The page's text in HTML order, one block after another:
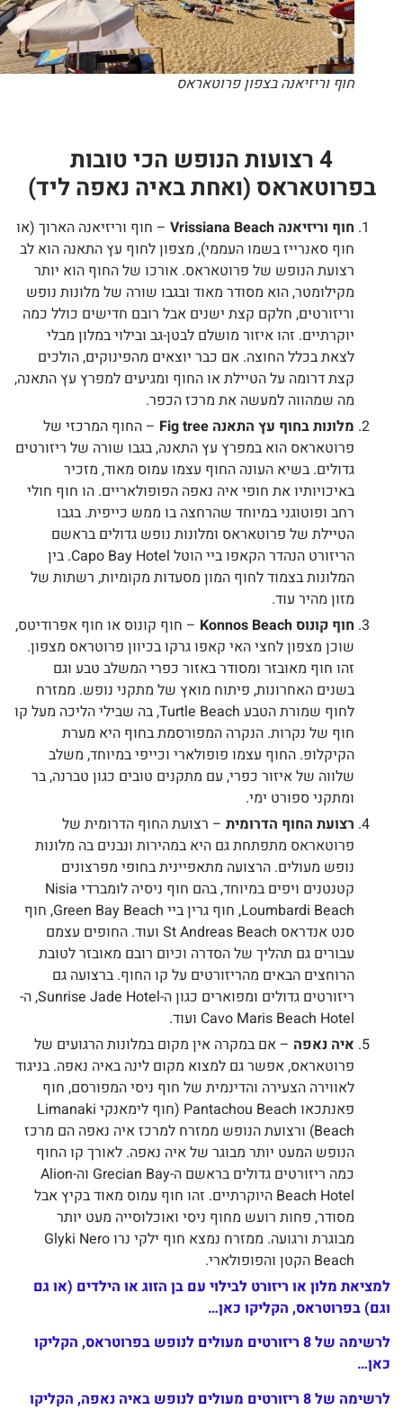
חוף וריזיאנה בצפון פרוטאראס
4 רצועות הנופש הכי טובות
בפרוטאראס (ואחת באיה נאפה ליד)
חוף וריזיאנה Vrissiana Beach
– חוף וריזיאנה הארוך (או
חוף סאנרייז בשמו העממי), מצפון לחוף עץ התאנה הוא לב
רצועת הנופש של פרוטאראס. אורכו של החוף הוא יותר
מקילומטר, הוא מסודר מאוד ובגבו שורה של מלונות נופש
וריזורטים, חלקם קצת ישנים אבל רובם חדישים כולל כמה
יוקרתיים. זהו איזור מושלם לבטן-גב ובילוי במלון מבלי
לצאת בכלל החוצה. אם כבר יוצאים מהפינוקים, הולכים
קצת דרומה על הטיילת או החוף ומגיעים למפרץ עץ התאנה,
מה שמהווה למעשה את מרכז הכפר.
מלונות בחוף עץ התאנה Fig tree
– החוף המרכזי של
פרוטאראס הוא במפרץ עץ התאנה, בגבו שורה של ריזורטים
גדולים. בשיא העונה החוף עצמו עמוס מאוד, מזכיר
באיכויותיו את חופי איה נאפה הפופולאריים. הו חוף חולי
רחב ופוטוגני במיוחד שהרחצה בו ממש כייפית. בגבו
הטיילת של פרוטאראס ומלונות נופש גדולים בראשם
הריזורט הנהדר הקאפו ביי הוטל Capo Bay Hotel. בין
המלונות בצמוד לחוף המון מסעדות מקומיות, רשתות של
מזון מהיר עוד.
חוף קונוס Konnos Beach
– חוף קונוס או חוף אפרודיטס,
שוכן מצפון לחצי האי קאפו גרקו בכיוון פרוטראס מצפון.
זהו חוף מאובזר ומסודר באזור כפרי המשלב טבע וגם
בשנים האחרונות, פיתוח מואץ של מתקני נופש. ממזרח
לחוף שמורת הטבע Turtle Beach, בה שבילי הליכה מעל קו
חוף של נקרות. הנקרה המפורסמת בחוף היא מערת
הקיקלופ. החוף עצמו פופולארי וכייפי במיוחד, משלב
שלווה של איזור כפרי, עם מתקנים טובים כגון טברנה, בר
ומתקני ספורט ימי.
רצועת החוף הדרומית– רצועת החוף הדרומית של
פרוטאראס מתפתחת גם היא במהירות ונבנים בה מלונות
נופש מעולים. הרצועה מתאפיינית בחופי מפרצונים
קטנטנים ויפים במיוחד, בהם חוף ניסיה לומברדי Nisia
Loumbardi Beach, חוף גרין ביי Green Bay Beach, חוף
סנט אנדראס St Andreas Beach ועוד. החופים עצמם
עבורים גם תהליך של הסדרה וכיום רובם מאובזר לטובת
הרוחצים הבאים מהריזורטים על קו החוף. ברצועה גם
ריזורטים גדולים ומפוארים כגון ה-Sunrise Jade Hotel, ה-
Cavo Maris Beach Hotel ועוד.
איה נאפה– אם במקרה אין מקום במלונות הרגועים של
פרוטאראס, אפשר גם למצוא מקום לינה באיה נאפה. בניגוד
לאווירה הצעירה והדינמית של חוף ניסי המפורסם, חוף
פאנתכאו Pantachou Beach (חוף לימאנקי Limanaki
Beach) ורצועת הנופש ממזרח למרכז איה נאפה הם מרכז
הנופש המעט יותר מבוגר של איה נאפה. לאורך קו החוף
כמה ריזורטים גדולים בראשם ה-Grecian Bay וה-Alion
Beach Hotel היוקרתיים. זהו חוף עמוס מאוד בקיץ אבל
מסודר, פחות רועש מחוף ניסי ואוכלוסייה מעט יותר
מבוגרת ורגועה. ממזרח נמצא חוף ילקי נרו Glyki Nero
Beach הקטן והפופולארי.
מלון או ריזורט לבילוי עם בן הזוג או הילדים (או גם
בפרוטראס, הקליקו כאן…
לרשימה של 8 ריזורטים מעולים לנופש בפרוטראס, הקליקו
לרשימה של 8 ריזורטים מעולים לנופש באיה נאפה, הקליקו